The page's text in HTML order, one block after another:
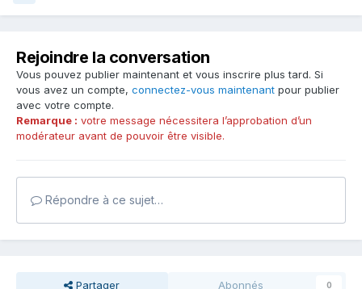
Rejoindre la conversation
Vous pouvez publier maintenant et vous inscrire plus tard. Si
vous avez un compte, connectez-vous maintenant pour publier
avec votre compte.
Remarque : votre message nécessitera l’approbation d’un
modérateur avant de pouvoir être visible.
Répondre à ce sujet…
Partager Abonnés 0